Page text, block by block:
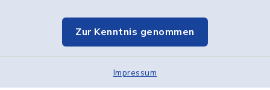
Zur Kenntnis genommen
Impressum
Elektronische Kommunikation
Sitemap